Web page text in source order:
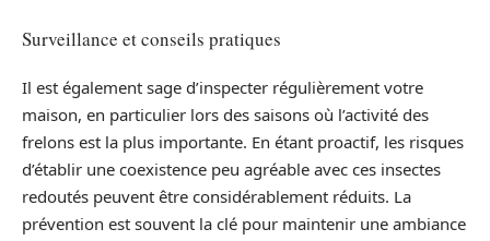
Surveillance et conseils pratiques
Il est également sage d’inspecter régulièrement votre
maison, en particulier lors des saisons où l’activité des
frelons est la plus importante. En étant proactif, les risques
d’établir une coexistence peu agréable avec ces insectes
redoutés peuvent être considérablement réduits. La
prévention est souvent la clé pour maintenir une ambiance